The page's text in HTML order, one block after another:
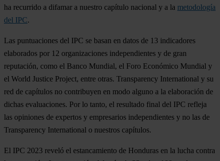
ha recurrido a difamar a nuestro capítulo nacional y a la metodología
del IPC.
Las puntuaciones del IPC se basan en datos de 13 indicadores
elaborados por 12 organizaciones independientes y de gran
reputación, como el Banco Mundial, el Foro Económico Mundial y
el World Justice Project, entre otras. Transparency International y su
red de capítulos no contribuyen en modo alguno a la elaboración de
dichas evaluaciones. Por lo tanto, el resultado final del IPC refleja
las opiniones de expertos y empresarios independientes y no las de
Transparency International o nuestros capítulos.
El IPC 2023 reveló el estancamiento de Honduras en la lucha contra